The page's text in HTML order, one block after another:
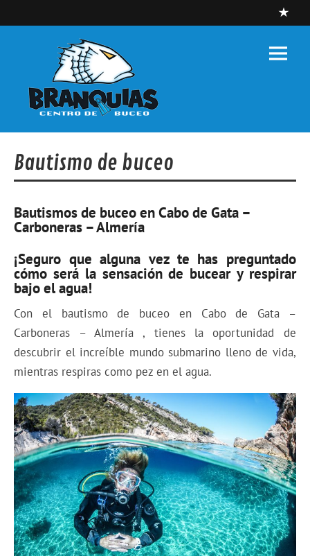
content
Centro de
Bautismo de buceo
Bautismos de buceo en Cabo de Gata –
Carboneras – Almería
¡Seguro que alguna vez te has preguntado
cómo será la sensación de bucear y respirar
bajo el agua!
Con el bautismo de buceo en Cabo de Gata –
Carboneras – Almería , tienes la oportunidad de
descubrir el increíble mundo submarino lleno de vida,
mientras respiras como pez en el agua.